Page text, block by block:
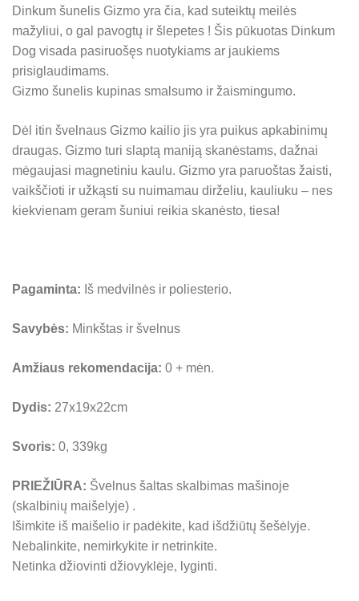
Dinkum šunelis Gizmo yra čia, kad suteiktų meilės
mažyliui, o gal pavogtų ir šlepetes ! Šis pūkuotas Dinkum
Dog visada pasiruošęs nuotykiams ar jaukiems
prisiglaudimams.
Gizmo šunelis kupinas smalsumo ir žaismingumo.
Dėl itin švelnaus Gizmo kailio jis yra puikus apkabinimų
draugas. Gizmo turi slaptą maniją skanėstams, dažnai
mėgaujasi magnetiniu kaulu. Gizmo yra paruoštas žaisti,
vaikščioti ir užkąsti su nuimamau dirželiu, kauliuku – nes
kiekvienam geram šuniui reikia skanėsto, tiesa!
Pagaminta: Iš medvilnės ir poliesterio.
Savybės: Minkštas ir švelnus
Amžiaus rekomendacija: 0 + mėn.
Dydis: 27x19x22cm
Svoris: 0, 339kg
PRIEŽIŪRA: Švelnus šaltas skalbimas mašinoje
(skalbinių maišelyje) .
Išimkite iš maišelio ir padėkite, kad išdžiūtų šešėlyje.
Nebalinkite, nemirkykite ir netrinkite.
Netinka džiovinti džiovyklėje, lyginti.